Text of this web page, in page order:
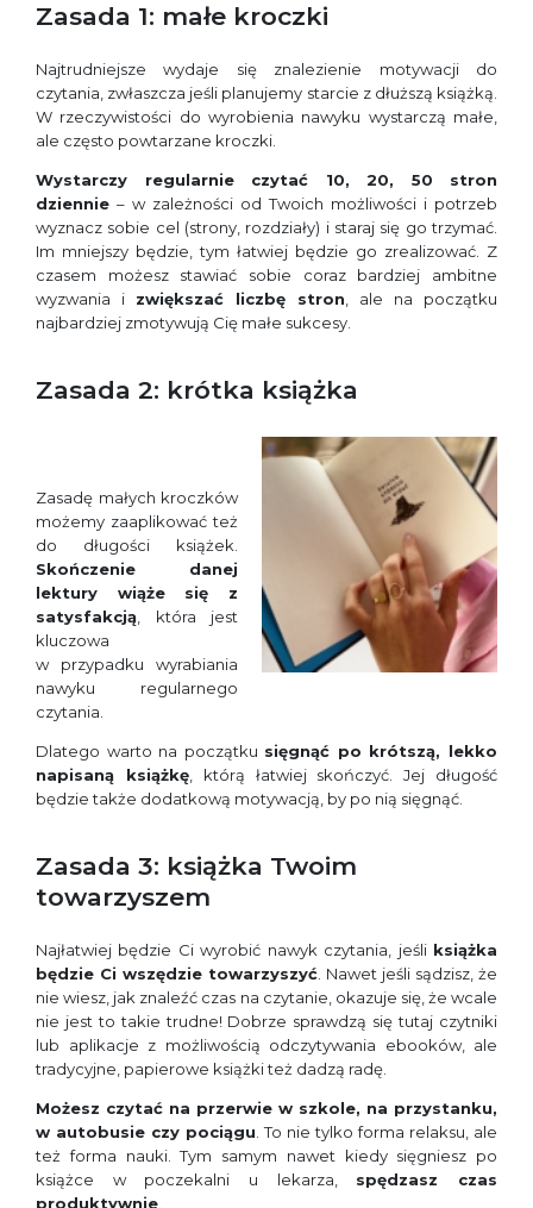
Zasada 1: małe kroczki
Najtrudniejsze wydaje się znalezienie motywacji do
czytania, zwłaszcza jeśli planujemy starcie z dłuższą książką.
W rzeczywistości do wyrobienia nawyku wystarczą małe,
ale często powtarzane kroczki.
Wystarczy regularnie czytać 10, 20, 50 stron
dziennie – w zależności od Twoich możliwości i potrzeb
wyznacz sobie cel (strony, rozdziały) i staraj się go trzymać.
Im mniejszy będzie, tym łatwiej będzie go zrealizować. Z
czasem możesz stawiać sobie coraz bardziej ambitne
wyzwania i zwiększać liczbę stron , ale na początku
najbardziej zmotywują Cię małe sukcesy.
Zasada 2: krótka książka
Zasadę małych kroczków
możemy zaaplikować też
do długości książek.
Skończenie danej
lektury wiąże się z
satysfakcją , która jest
kluczowa
w przypadku wyrabiania
nawyku regularnego
czytania.
Dlatego warto na początku sięgnąć po krótszą, lekko
napisaną książkę, którą łatwiej skończyć. Jej długość
będzie także dodatkową motywacją, by po nią sięgnąć.
Zasada 3: książka Twoim
towarzyszem
Najłatwiej będzie Ci wyrobić nawyk czytania, jeśli książka
będzie Ci wszędzie towarzyszyć . Nawet jeśli sądzisz, że
nie wiesz, jak znaleźć czas na czytanie, okazuje się, że wcale
nie jest to takie trudne! Dobrze sprawdzą się tutaj czytniki
lub aplikacje z możliwością odczytywania ebooków, ale
tradycyjne, papierowe książki też dadzą radę.
Możesz czytać na przerwie w szkole, na przystanku,
w autobusie czy pociągu . To nie tylko forma relaksu, ale
też forma nauki. Tym samym nawet kiedy sięgniesz po
książce w poczekalni u lekarza, spędzasz czas
produktywnie